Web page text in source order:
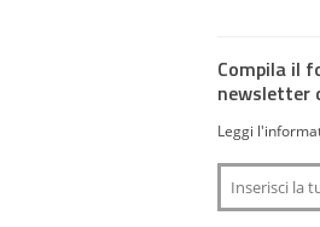
Compila il
newsletter
Leggi